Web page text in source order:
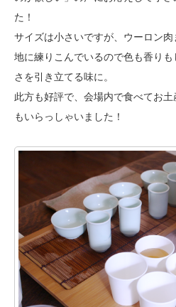
た！
サイズは小さいですが、ウーロン
地に練りこんでいるので色も香りも
さを引き立てる味に。
此方も好評で、会場内で食べてお
もいらっしゃいました！